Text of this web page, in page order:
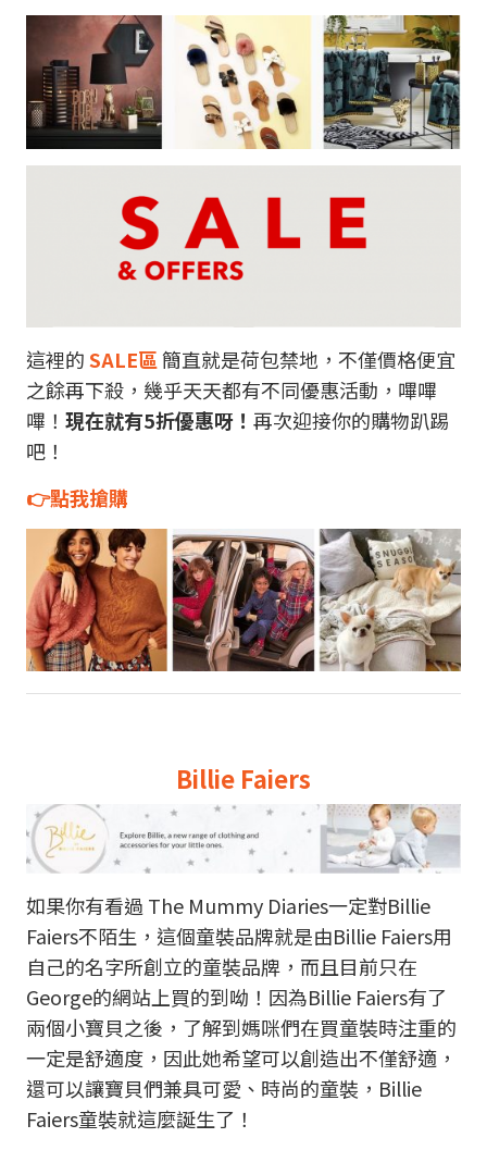
這裡的SALE區簡直就是荷包禁地，不僅價格便宜
之餘再下殺，幾乎天天都有不同優惠活動，嗶嗶
嗶！ 現在就有5折優惠呀！ 再次迎接你的購物趴踢
吧！
👉點我搶購
Billie Faiers
如果你有看過 The Mummy Diaries一定對Billie
Faiers不陌生，這個童裝品牌就是由Billie Faiers用
自己的名字所創立的童裝品牌，而且目前只在
George的網站上買的到呦！因為Billie Faiers有了
兩個小寶貝之後，了解到媽咪們在買童裝時注重的
一定是舒適度，因此她希望可以創造出不僅舒適，
還可以讓寶貝們兼具可愛、時尚的童裝，Billie
Faiers童裝就這麼誕生了！